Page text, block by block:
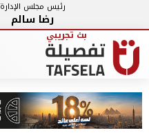
رئيس مجلس الإدارة
رضا سالم